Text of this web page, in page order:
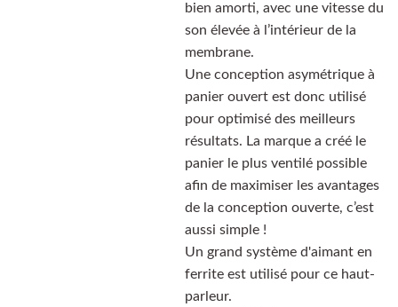
bien amorti, avec une vitesse du
son élevée à l’intérieur de la
membrane.
Une conception asymétrique à
panier ouvert est donc utilisé
pour optimisé des meilleurs
résultats. La marque a créé le
panier le plus ventilé possible
afin de maximiser les avantages
de la conception ouverte, c’est
aussi simple !
Un grand système d'aimant en
ferrite est utilisé pour ce haut-
parleur.